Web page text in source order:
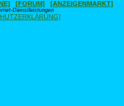
[FORUM] [ANZEIGENMARKT]
Dienstleistungen